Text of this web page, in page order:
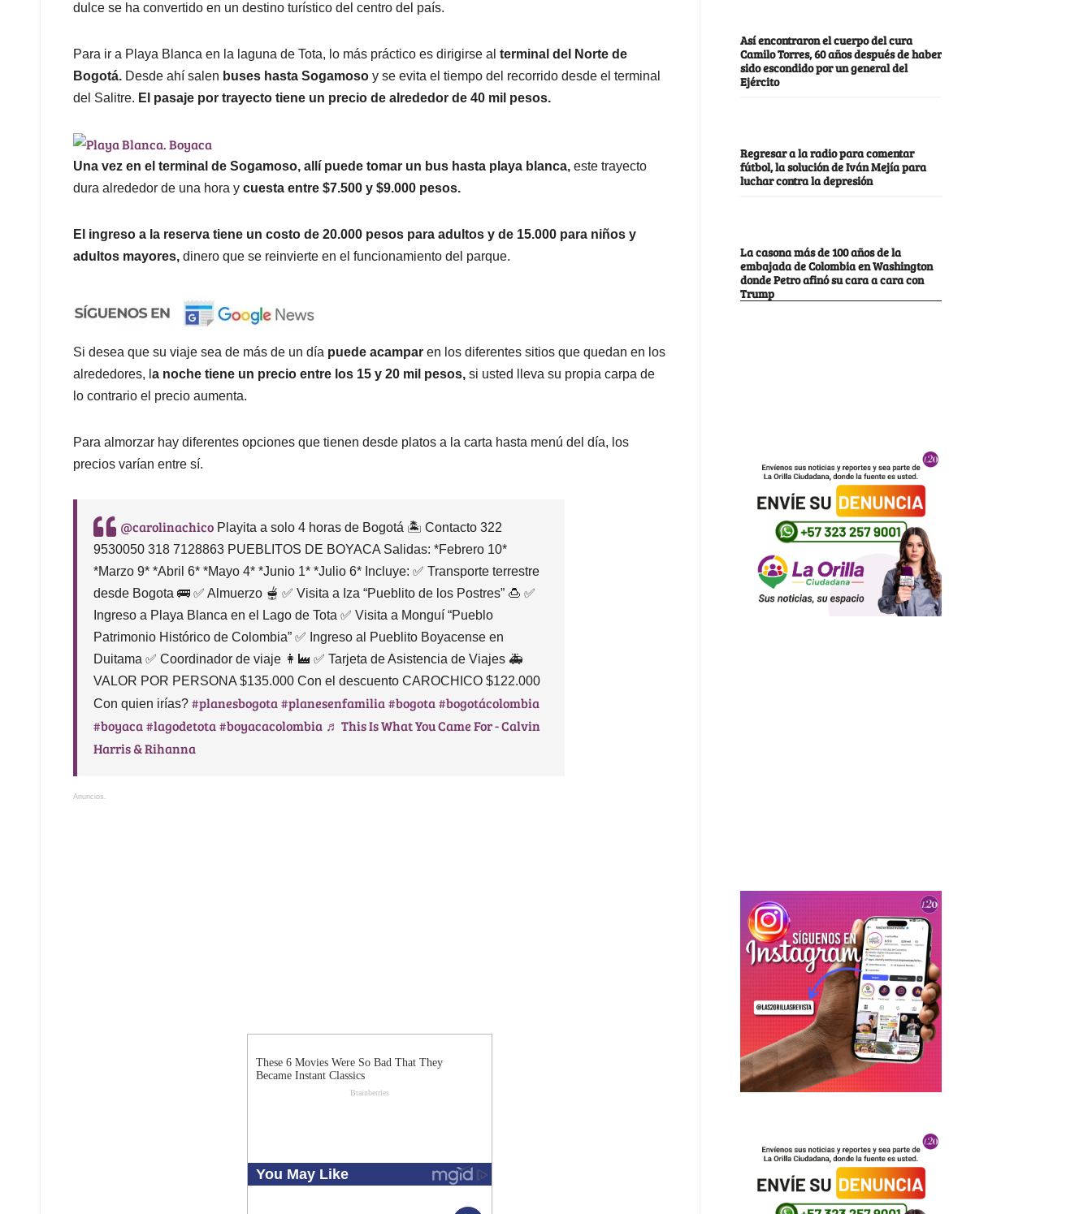
dulce se ha convertido en un destino turístico del centro del país.
Para ir a Playa Blanca en la laguna de Tota, lo más práctico es dirigirse al terminal del Norte de
Bogotá. Desde ahí salen buses hasta Sogamoso y se evita el tiempo del recorrido desde el terminal
del Salitre. El pasaje por trayecto tiene un precio de alrededor de 40 mil pesos.
Una vez en el terminal de Sogamoso, allí puede tomar un bus hasta playa blanca, este trayecto
dura alrededor de una hora y cuesta entre $7.500 y $9.000 pesos.
El ingreso a la reserva tiene un costo de 20.000 pesos para adultos y de 15.000 para niños y
adultos mayores, dinero que se reinvierte en el funcionamiento del parque.
Si desea que su viaje sea de más de un día puede acampar en los diferentes sitios que quedan en los
alrededores, l a noche tiene un precio entre los 15 y 20 mil pesos, si usted lleva su propia carpa de
lo contrario el precio aumenta.
Para almorzar hay diferentes opciones que tienen desde platos a la carta hasta menú del día, los
precios varían entre sí.
@carolinachico Playita a solo 4 horas de Bogotá 🏝️ Contacto 322
9530050 318 7128863 PUEBLITOS DE BOYACA Salidas: *Febrero 10*
*Marzo 9* *Abril 6* *Mayo 4* *Junio 1* *Julio 6* Incluye: ✅ Transporte terrestre
desde Bogota 🚌 ✅ Almuerzo 🫕 ✅ Visita a Iza “Pueblito de los Postres” 🍮 ✅
Ingreso a Playa Blanca en el Lago de Tota ✅ Visita a Monguí “Pueblo
Patrimonio Histórico de Colombia” ✅ Ingreso al Pueblito Boyacense en
Duitama ✅ Coordinador de viaje 👩‍🏭 ✅ Tarjeta de Asistencia de Viajes 🚑
VALOR POR PERSONA $135.000 Con el descuento CAROCHICO $122.000
Con quien irías? #planesbogota#planesenfamilia#bogota#bogotácolombia
#boyaca#lagodetota#boyacacolombia ♬ This Is What You Came For - Calvin
Harris & Rihanna
Anuncios.
Así encontraron el cuerpo del cura
Camilo Torres, 60 años después de haber
sido escondido por un general del
Ejército
Regresar a la radio para comentar
fútbol, la solución de Iván Mejía para
luchar contra la depresión
La casona más de 100 años de la
embajada de Colombia en Washington
donde Petro afinó su cara a cara con
Trump